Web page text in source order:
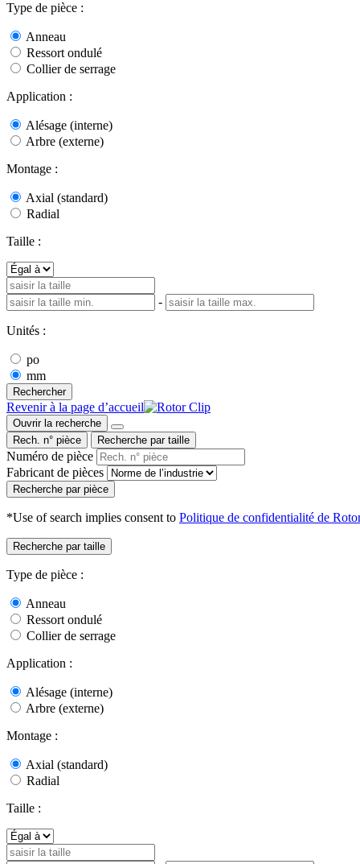
Type de pièce :
Anneau
Ressort ondulé
Collier de serrage
Application :
Alésage (interne)
Arbre (externe)
Montage :
Axial (standard)
Radial
Taille :
-
Unités :
po
mm
Rechercher
Revenir à la page d’accueil
Ouvrir la recherche
Rech. n° pièce
Recherche par taille
Numéro de pièce
Fabricant de pièces
Recherche par pièce
*Use of search implies consent to Politique de confidentialité de
Recherche par taille
Type de pièce :
Anneau
Ressort ondulé
Collier de serrage
Application :
Alésage (interne)
Arbre (externe)
Montage :
Axial (standard)
Radial
Taille :